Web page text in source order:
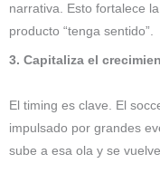
narrativa. Esto fortalece
producto “tenga sentido”.
3. Capitaliza el
El timing es clave. El
impulsado por grandes
sube a esa ola y se